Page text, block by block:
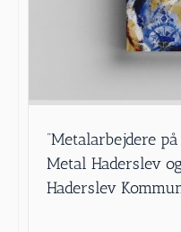
”Metalarbejdere
Metal Haderslev
Haderslev